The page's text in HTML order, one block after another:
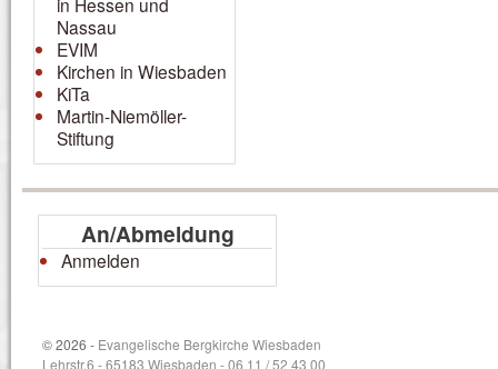
Nassau
EVIM
Kirchen in Wiesbaden
KiTa
Martin-Niemöller-
Stiftung
An/Abmeldung
Anmelden
© 2026 - Evangelische Bergkirche Wiesbaden
Lehrstr.6 - 65183 Wiesbaden - 06 11 / 52 43 00